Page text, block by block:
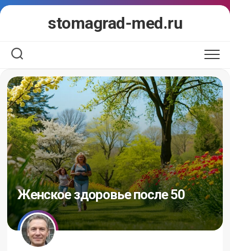
Перейти
stomagrad-med.ru
Женское здоровье после 50